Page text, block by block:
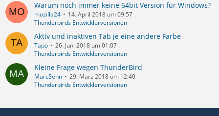
Warum noch immer keine 64bit Version für Windows?
mozilla24
14. April 2018 um 09:57
Thunderbirds Entwicklerversionen
Aktiv und inaktiven Tab je eine andere Farbe
Tapo
26. Juni 2018 um 01:07
Thunderbirds Entwicklerversionen
Kleine Frage wegen ThunderBird
MarcSenn
29. März 2018 um 12:40
Thunderbirds Entwicklerversionen